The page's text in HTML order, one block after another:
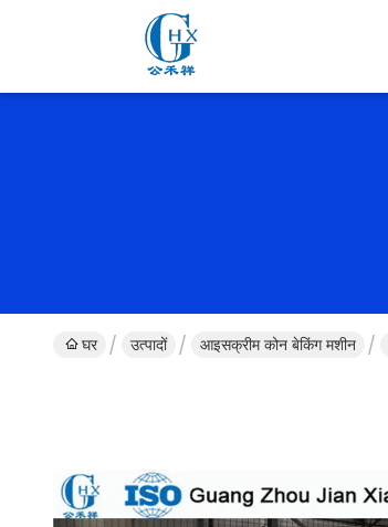
घर उत्पादों आइसक्रीम कोन बेकिंग मशीन